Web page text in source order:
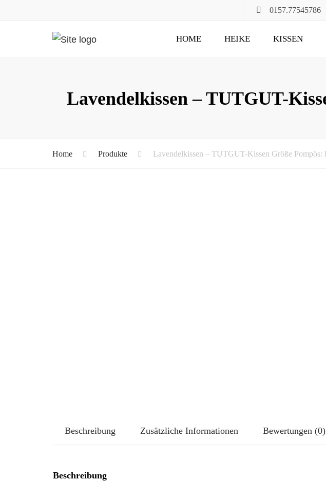
0157.77545786
HOME HEIKE KISSEN
MAXIMA
ZU
Lavendelkissen – TUTGUT-
Home Produkte Lavendelkissen – TUTGUT-Kissen Größe Pompös:
Beschreibung Zusätzliche Informationen Bewertungen (0)
Beschreibung